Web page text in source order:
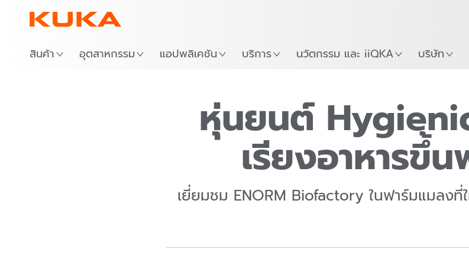
สินค้า อุตสาหกรรม แอปพลิเคชัน บริการ นวัตกรรม และ iiQKA บริษัท
หุ่นยนต์
เรียงอาหารขึ้น
เยี่ยมชม ENORM Biofactory ในฟาร์มแมลง